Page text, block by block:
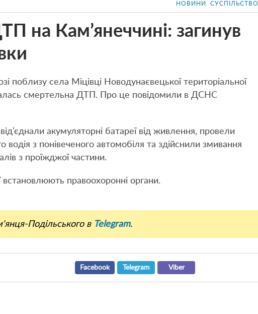
НОВИНИ СУСПІЛЬСТВО
на Кам’янеччині: загинув
поблизу села Міцівці Новодунаєвецької територіальної
смертельна ДТП. Про це повідомили в ДСНС
акумуляторні батареї від живлення, провели
водія з понівеченого автомобіля та здійснили змивання
з проїжджої частини.
встановлюють правоохоронні органи.
Подільського в Telegram.
Facebook Telegram Viber